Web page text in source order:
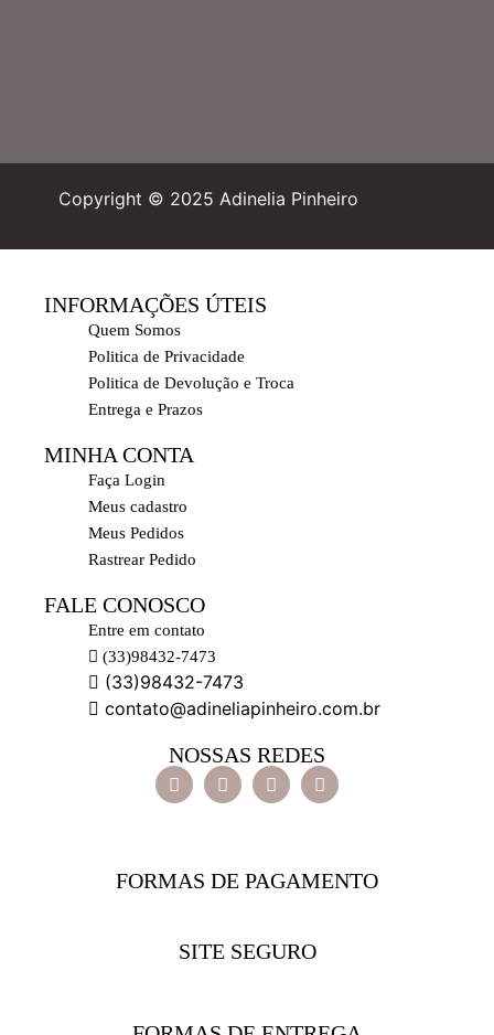
Copyright © 2025 Adinelia Pinheiro
INFORMAÇÕES ÚTEIS
Quem Somos
Politica de Privacidade
Politica de Devolução e Troca
Entrega e Prazos
MINHA CONTA
Faça Login
Meus cadastro
Meus Pedidos
Rastrear Pedido
FALE CONOSCO
Entre em contato
(33)98432-7473
(33)98432-7473
contato@adineliapinheiro.com.br
NOSSAS REDES
FORMAS DE PAGAMENTO
SITE SEGURO